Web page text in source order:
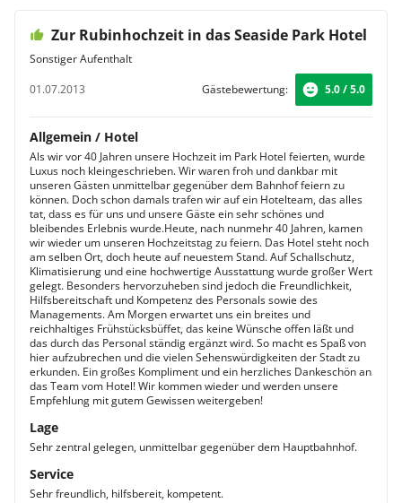
Zur Rubinhochzeit in das Seaside Park Hotel
Sonstiger Aufenthalt
01.07.2013
Gästebewertung: 5.0 / 5.0
Allgemein / Hotel
Als wir vor 40 Jahren unsere Hochzeit im Park Hotel feierten, wurde
Luxus noch kleingeschrieben. Wir waren froh und dankbar mit
unseren Gästen unmittelbar gegenüber dem Bahnhof feiern zu
können. Doch schon damals trafen wir auf ein Hotelteam, das alles
tat, dass es für uns und unsere Gäste ein sehr schönes und
bleibendes Erlebnis wurde.Heute, nach nunmehr 40 Jahren, kamen
wir wieder um unseren Hochzeitstag zu feiern. Das Hotel steht noch
am selben Ort, doch heute auf neuestem Stand. Auf Schallschutz,
Klimatisierung und eine hochwertige Ausstattung wurde großer Wert
gelegt. Besonders hervorzuheben sind jedoch die Freundlichkeit,
Hilfsbereitschaft und Kompetenz des Personals sowie des
Managements. Am Morgen erwartet uns ein breites und
reichhaltiges Frühstücksbüffet, das keine Wünsche offen läßt und
das durch das Personal ständig ergänzt wird. So macht es Spaß von
hier aufzubrechen und die vielen Sehenswürdigkeiten der Stadt zu
erkunden. Ein großes Kompliment und ein herzliches Dankeschön an
das Team vom Hotel! Wir kommen wieder und werden unsere
Empfehlung mit gutem Gewissen weitergeben!
Lage
Sehr zentral gelegen, unmittelbar gegenüber dem Hauptbahnhof.
Service
Sehr freundlich, hilfsbereit, kompetent.